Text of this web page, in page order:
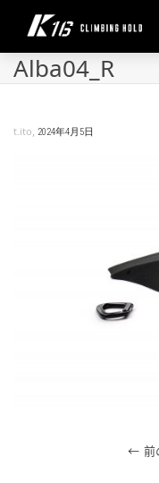
Alba04_R
t.ito, 2024年4月5日
前